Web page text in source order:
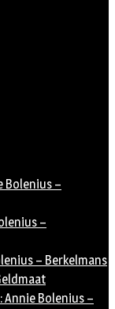
Bolenius –
–
– Berkelmans
Annie Bolenius –